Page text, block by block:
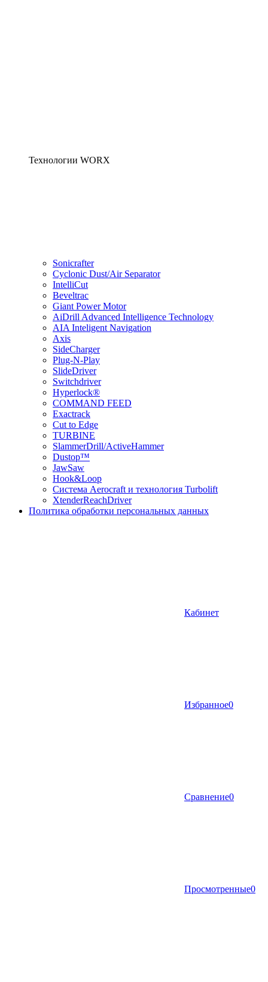
Технологии WORX
Sonicrafter
Cyclonic Dust/Air Separator
IntelliCut
Beveltrac
Giant Power Motor
AiDrill Advanced Intelligence Technology
AIA Inteligent Navigation
Axis
SideCharger
Plug-N-Play
SlideDriver
Switchdriver
Hyperlock®
COMMAND FEED
Exactrack
Cut to Edge
TURBINE
SlammerDrill/ActiveHammer
Dustop™
JawSaw
Hook&Loop
Cистема Aerocraft и технология Turbolift
XtenderReachDriver
Политика обработки персональных данных
Кабинет
Избранное0
Сравнение0
Просмотренные0